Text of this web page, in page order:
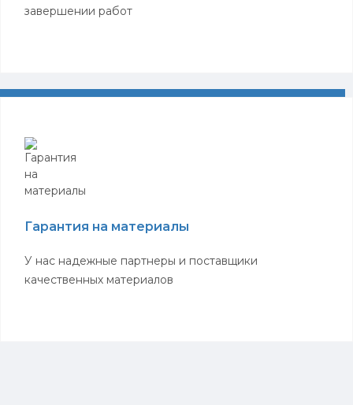
завершении работ
Гарантия на материалы
У нас надежные партнеры и поставщики
качественных материалов